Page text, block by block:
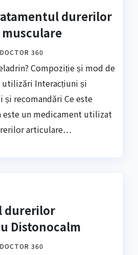
durerilor
DOCTOR 360
Compoziție și mod de
utilizări Interacțiuni și
și recomandări Ce este
este un medicament utilizat
articulare…
durerilor
Distonocalm
DOCTOR 360